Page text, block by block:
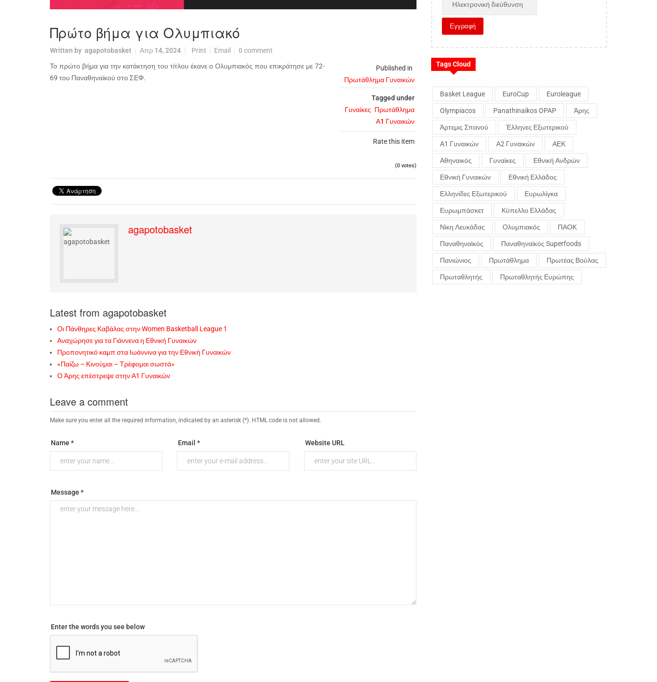
Πρώτο βήμα για Ολυμπιακό
Written by agapotobasket Απρ 14, 2024 Print Email 0 comment
Published in
Πρωτάθλημα Γυναικών
Tagged under
Γυναίκες Πρωτάθλημα
Α1 Γυναικών
Rate this item
(0 votes)
Το πρώτο βήμα για την κατάκτηση του τίτλου έκανε ο Ολυμπιακός που επικράτησε με 72-
69 του Παναθηναϊκού στο ΣΕΦ.
agapotobasket
Latest from agapotobasket
Οι Πάνθηρες Καβάλας στην Women Basketball League 1
Αναχώρησε για τα Γιάννενα η Εθνική Γυναικών
Προπονητικό καμπ στα Ιωάννινα για την Εθνική Γυναικών
«Παίζω – Κινούμαι – Τρέφομαι σωστά»
Ο Άρης επέστρεψε στην Α1 Γυναικών
Leave a comment
Make sure you enter all the required information, indicated by an asterisk (*). HTML code is not allowed.
Name * Email * Website URL
Message *
Enter the words you see below
Tags Cloud
Basket League EuroCup Euroleague
Olympiacos Panathinaikos OPAP Άρης
Άρτεμις Σπανού Έλληνες Εξωτερικού
Α1 Γυναικών Α2 Γυναικών ΑΕΚ
Αθηναικός Γυναίκες Εθνική Ανδρών
Εθνική Γυναικών Εθνική Ελλάδος
Ελληνίδες Εξωτερικού Ευρωλίγκα
Ευρωμπάσκετ Κύπελλο Ελλάδας
Νίκη Λευκάδας Ολυμπιακός ΠΑΟΚ
Παναθηναϊκός Παναθηναϊκός Superfoods
Πανιώνιος Πρωτάθλημα Πρωτέας Βούλας
Πρωταθλητής Πρωταθλητής Ευρώπης